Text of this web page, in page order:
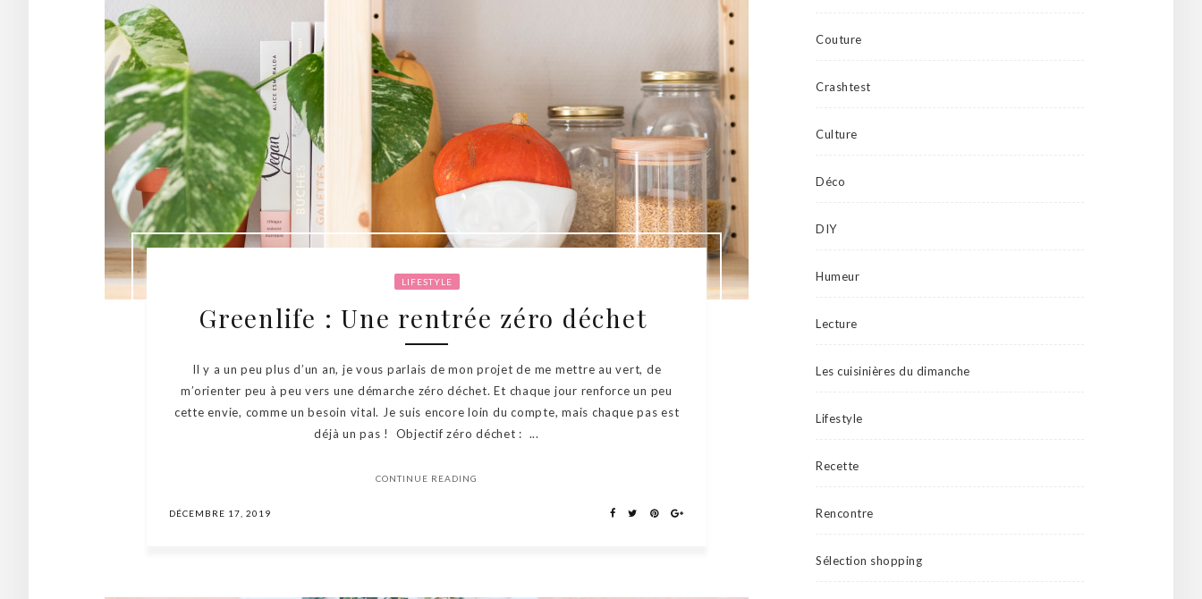
LIFESTYLE
Greenlife : Une rentrée zéro déchet
Il y a un peu plus d’un an, je vous parlais de mon projet de me mettre au vert, de
m’orienter peu à peu vers une démarche zéro déchet. Et chaque jour renforce un peu
cette envie, comme un besoin vital. Je suis encore loin du compte, mais chaque pas est
déjà un pas ! Objectif zéro déchet : ...
CONTINUE READING
DÉCEMBRE 17, 2019
Couture
Crashtest
Culture
Déco
DIY
Humeur
Lecture
Les cuisinières du dimanche
Lifestyle
Recette
Rencontre
Sélection shopping